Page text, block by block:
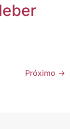
Próximo →